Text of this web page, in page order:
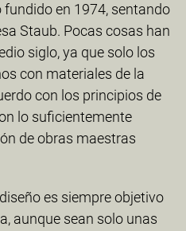
fundido en 1974, sentando
Staub. Pocas cosas han
siglo, ya que solo los
con materiales de la
con los principios de
lo suficientemente
de obras maestras
es siempre objetivo
aunque sean solo unas